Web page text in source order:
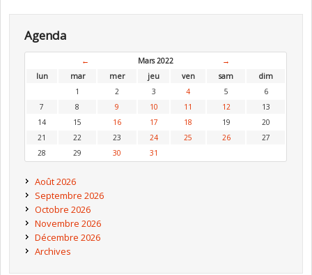
Agenda
← Mars 2022
→
lun
mar mer jeu ven sam
dim
1
2 3 4 5
6
7
8 9 10 11 12
13
14
15 16 17 18 19
20
21
22 23 24 25 26
27
28
29 30 31
Août 2026
Septembre 2026
Octobre 2026
Novembre 2026
Décembre 2026
Archives